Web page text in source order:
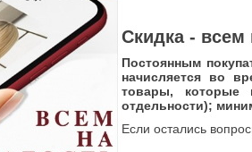
Скидка - всем
Постоянным
начисляется во
товары,
которые
отдельности);
Если остались